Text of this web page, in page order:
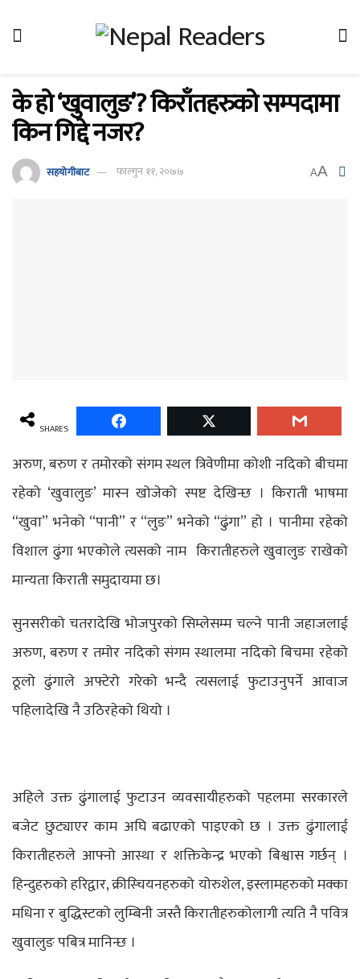
के हो ‘खुवालुङ’? किराँतहरुको सम्पदामा
किन गिद्दे नजर?
सहयोगीबाट फाल्गुन ११, २०७७ AA
SHARES
अरुण, बरुण र तमोरको संगम स्थल त्रिवेणीमा कोशी नदिको बीचमा
रहेको ‘खुवालुङ’ मास्न खोजेको स्पष्ट देखिन्छ । किराती भाषमा
“खुवा” भनेको “पानी” र “लुङ” भनेको “ढुंगा” हो । पानीमा रहेको
विशाल ढुंगा भएकोले त्यसको नाम किरातीहरुले खुवालुङ राखेको
मान्यता किराती समुदायमा छ।
सुनसरीको चतरादेखि भोजपुरको सिम्लेसम्म चल्ने पानी जहाजलाई
अरुण, बरुण र तमोर नदिको संगम स्थालमा नदिको बिचमा रहेको
ठूलो ढुंगाले अफ्टेरो गरेको भन्दै त्यसलाई फुटाउनुपर्ने आवाज
पहिलादेखि नै उठिरहेको थियो ।
अहिले उक्त ढुंगालाई फुटाउन व्यवसायीहरुको पहलमा सरकारले
बजेट छुट्याएर काम अघि बढाएको पाइएको छ । उक्त ढुंगालाई
किरातीहरुले आफ्नो आस्था र शक्तिकेन्द्र भएको बिश्वास गर्छन् ।
हिन्दुहरुको हरिद्वार, क्रीस्चियनहरुको योरुशेल, इस्लामहरुको मक्का
मधिना र बुद्धिस्टको लुम्बिनी जस्तै किरातीहरुकोलागी त्यति नै पवित्र
खुवालुङ पबित्र मानिन्छ ।